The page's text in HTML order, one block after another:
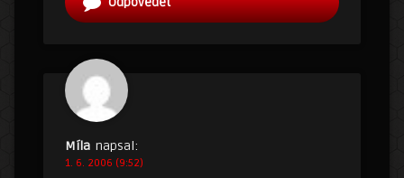
Míla napsal:
1. 6. 2006 (9:52)